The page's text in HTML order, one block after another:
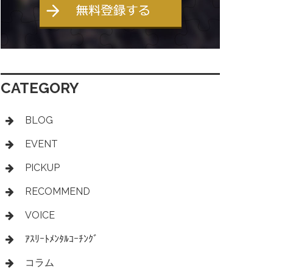
CATEGORY
BLOG
EVENT
PICKUP
RECOMMEND
VOICE
ｱｽﾘｰﾄﾒﾝﾀﾙｺｰﾁﾝｸﾞ
コラム